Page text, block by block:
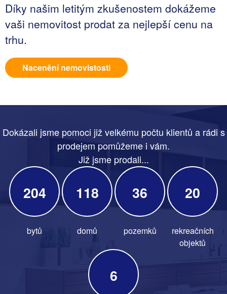
Díky našim letitým zkušenostem dokážeme
vaši nemovitost prodat za nejlepší cenu na
trhu.
Nacenění nemovistosti
Dokázali jsme pomoci již velkému počtu klientů a rádi s
prodejem pomůžeme i vám.
Již jsme prodali...
204
bytů
118
domů
36
pozemků
20
rekreačních
objektů
6